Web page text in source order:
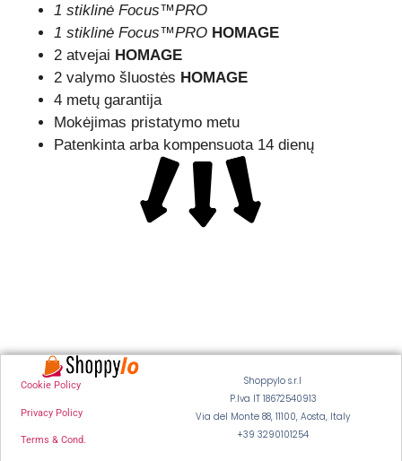
1 stiklinė Focus™PRO
1 stiklinė Focus™PRO HOMAGE
2 atvejai HOMAGE
2 valymo šluostės HOMAGE
4 metų garantija
Mokėjimas pristatymo metu
Patenkinta arba kompensuota 14 dienų
Cookie Policy
Privacy Policy
Terms & Cond.
Shoppylo s.r.l
P.Iva IT 18672540913
Via del Monte 88, 11100, Aosta, Italy
+39 3290101254